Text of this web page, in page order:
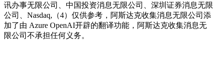
讯办事无限公司、中国投资消息无限公司、深圳证券消息无限
公司、Nasdaq,（4）仅供参考，阿斯达克收集消息无限公司添
加了由 Azure OpenAI开辟的翻译功能，阿斯达克收集消息无
限公司不承担任何义务。